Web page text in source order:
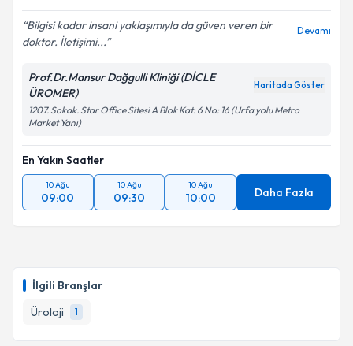
İlgili Branşlar
Üroloji
1
Bilgisi kadar insani yaklaşımıyla da güven veren bir
doktor. İletişimi...
Devamı
Prof.Dr.Mansur Dağgulli Kliniği (DİCLE
ÜROMER)
Haritada Göster
1207. Sokak. Star Office Sitesi A Blok Kat: 6 No: 16 (Urfa yolu Metro
Market Yanı)
En Yakın Saatler
10 Ağu
09:00
10 Ağu
09:30
10 Ağu
10:00 Daha Fazla